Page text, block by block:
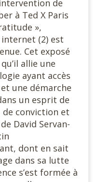
de
à Ted X Paris
»,
(2) est
Cet exposé
allie une
ayant accès
une démarche
un esprit de
de conviction et
David Servan-
dont en sait
dans sa lutte
s’est formée à